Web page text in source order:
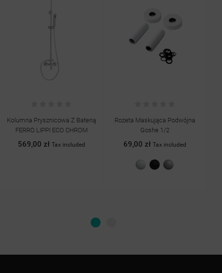
Rozeta Maskująca Podwójna
Goshe 1/2
69,00 zł Tax included
Grzejnik Łazienkowy CLAUT
399,00 zł Tax included
struktura
struktura
II
struktura